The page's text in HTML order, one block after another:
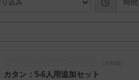
カタン：5-6人用追加セット